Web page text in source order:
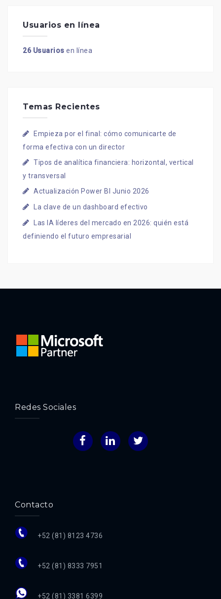
Usuarios en línea
26 Usuarios en línea
Temas Recientes
Empieza por el final: cómo comunicarte de
forma efectiva con un director
Tipos de analítica financiera: horizontal, vertical
y transversal
Actualización Power BI Junio 2026
La clave de un dashboard efectivo
Las IA líderes del mercado en 2026: quién está
definiendo el futuro empresarial
Redes Sociales
FacebookLinkedInTwitter
Contacto
+52 (81) 8123 4736
+52 (81) 8333 7951
+52 (81) 3381 6399